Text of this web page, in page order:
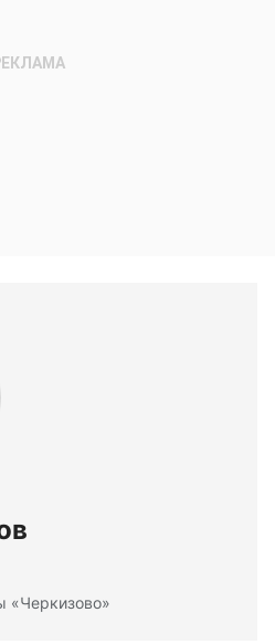
«Черкизово»